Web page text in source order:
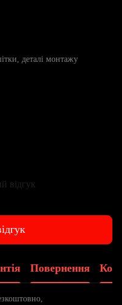
деталі монтажу
відгук
Повернення